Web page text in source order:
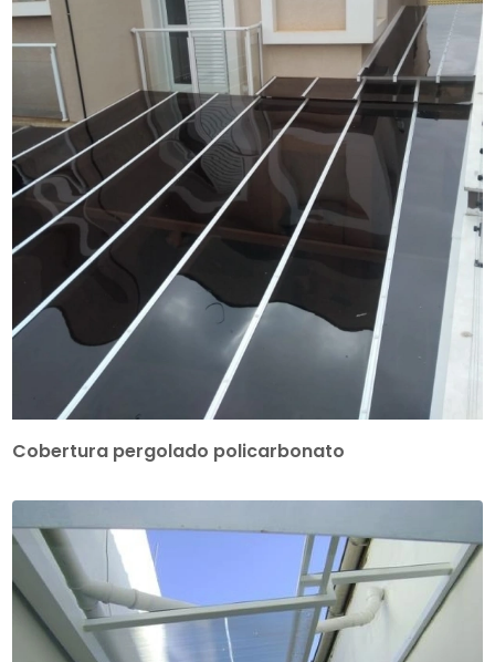
Cobertura pergolado policarbonato